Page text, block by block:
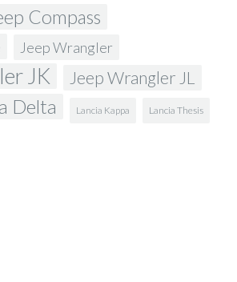
Compass
Jeep Wrangler
JK Jeep Wrangler JL
Delta Lancia Kappa Lancia Thesis